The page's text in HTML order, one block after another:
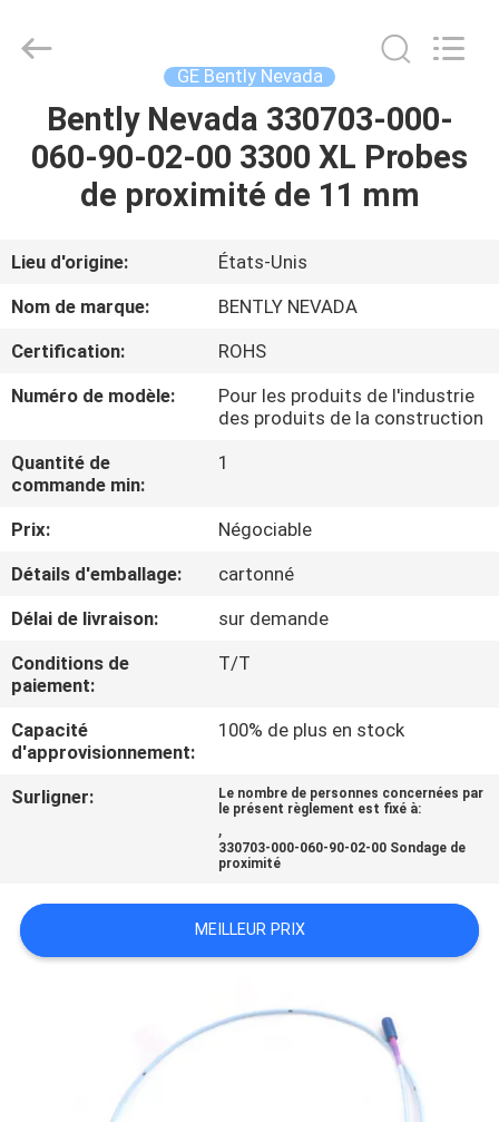
LA
MAISON
PRODUITS
À
DE
NOUS
VISITE
DE
CONTRÔLE
DE
LA
QUALITÉ
NOUVELLES
UN DEVIS
INDUSTRY
GE Bently Nevada
Bently Nevada 330703-000-
060-90-02-00 3300 XL Probes
de proximité de 11 mm
Lieu d'origine:
États-Unis
Nom de marque:
BENTLY NEVADA
Certification:
ROHS
Numéro de modèle:
Pour les produits de l'industrie
des produits de la construction
Quantité de
commande min:
1
Prix:
Négociable
Détails d'emballage:
cartonné
Délai de livraison:
sur demande
Conditions de
paiement:
T/T
Capacité
d'approvisionnement:
100% de plus en stock
Surligner:
Le nombre de personnes concernées par
le présent règlement est fixé à:
,
330703-000-060-90-02-00 Sondage de
proximité
MEILLEUR PRIX